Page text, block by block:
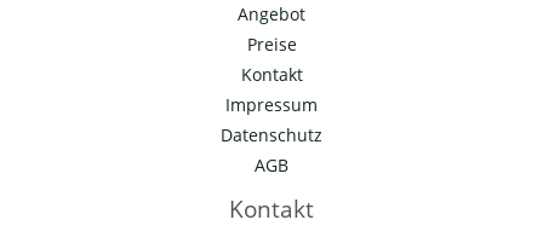
Angebot
Preise
Kontakt
Impressum
Datenschutz
AGB
Kontakt